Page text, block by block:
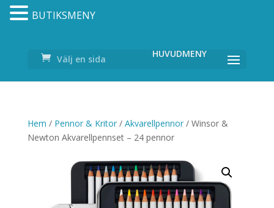
Välj en sida
Hem / Pennor & Kritor/ Akvarellpennor/ Winsor &
Newton Akvarellpennset – 24 pennor
BUTIKSMENY